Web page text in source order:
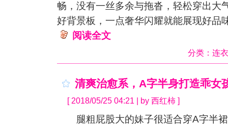
畅，没有一丝多余与拖沓，轻松穿出大
好背景板，一点奢华闪耀就能展现好品
阅读全文
分类： 连
清爽治愈系，A字半身打造乖女
[ 2018/05/25 04:21 | by 西红柿 ]
腿粗屁股大的妹子很适合穿A字半裙